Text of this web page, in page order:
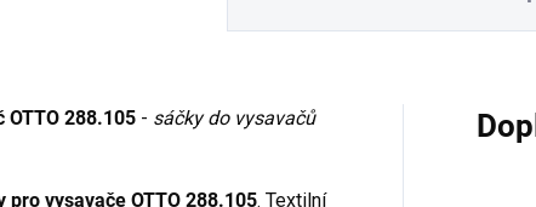
288.105 - sáčky do vysavačů
pro vysavače OTTO 288.105. Textilní